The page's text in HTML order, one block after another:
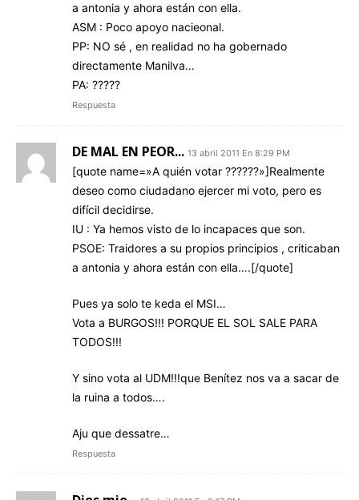
a antonia y ahora están con ella.
ASM : Poco apoyo nacieonal.
PP: NO sé , en realidad no ha gobernado
directamente Manilva…
PA: ?????
Respuesta
DE MAL EN PEOR... 13 abril 2011 En 8:29 PM
[quote name=»A quién votar ??????»]Realmente
deseo como ciudadano ejercer mi voto, pero es
difícil decidirse.
IU : Ya hemos visto de lo incapaces que son.
PSOE: Traidores a su propios principios , criticaban
a antonia y ahora están con ella….[/quote]
Pues ya solo te keda el MSI…
Vota a BURGOS!!! PORQUE EL SOL SALE PARA
TODOS!!!
Y sino vota al UDM!!!que Benítez nos va a sacar de
la ruina a todos….
Aju que dessatre…
Respuesta